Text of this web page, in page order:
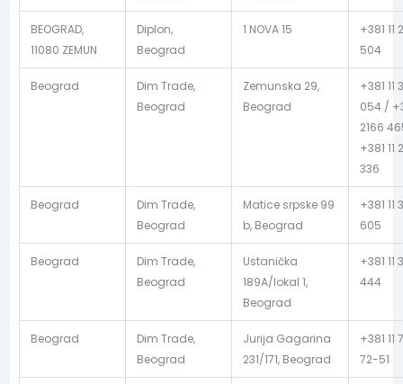
BEOGRAD,
11080 ZEMUN
Diplon,
Beograd
1 NOVA 15
+381 11
504
Beograd
Dim Trade,
Beograd
Zemunska 29,
Beograd
+381 11
054 /
2166
+381 11
336
Beograd
Dim Trade,
Beograd
Matice srpske 99
b, Beograd
+381 11
605
Beograd
Dim Trade,
Beograd
Ustanička
189A/lokal 1,
Beograd
+381 11
444
Beograd
Dim Trade,
Beograd
Jurija Gagarina
231/171, Beograd
+381 11
72-51